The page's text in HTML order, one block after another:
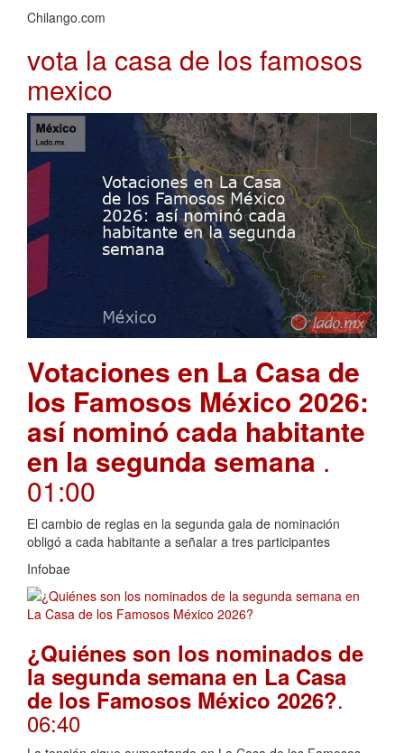
Chilango.com
vota la casa de los famosos
mexico
Votaciones en La Casa de
los Famosos México 2026:
así nominó cada habitante
en la segunda semana .
01:00
El cambio de reglas en la segunda gala de nominación
obligó a cada habitante a señalar a tres participantes
Infobae
¿Quiénes son los nominados de
la segunda semana en La Casa
de los Famosos México 2026?.
06:40